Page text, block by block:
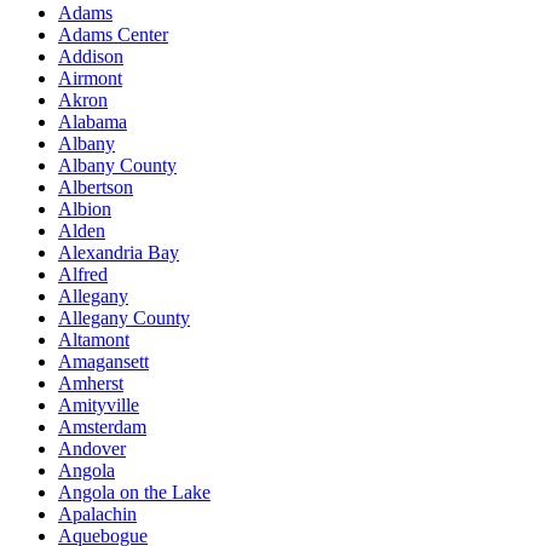
Adams
Adams Center
Addison
Airmont
Akron
Alabama
Albany
Albany County
Albertson
Albion
Alden
Alexandria Bay
Alfred
Allegany
Allegany County
Altamont
Amagansett
Amherst
Amityville
Amsterdam
Andover
Angola
Angola on the Lake
Apalachin
Aquebogue